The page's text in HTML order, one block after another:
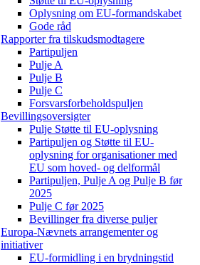
Oplysning om EU-formandskabet
Gode råd
Rapporter fra tilskudsmodtagere
Partipuljen
Pulje A
Pulje B
Pulje C
Forsvarsforbeholdspuljen
Bevillingsoversigter
Pulje Støtte til EU-oplysning
Partipuljen og Støtte til EU-
oplysning for organisationer med
EU som hoved- og delformål
Partipuljen, Pulje A og Pulje B før
2025
Pulje C før 2025
Bevillinger fra diverse puljer
Europa-Nævnets arrangementer og
initiativer
EU-formidling i en brydningstid